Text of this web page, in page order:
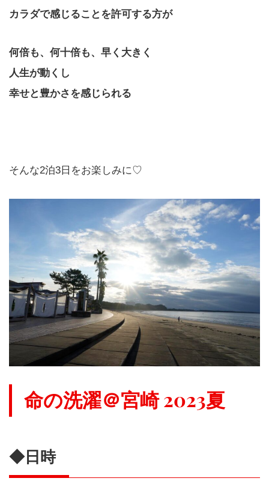
カラダで感じることを許可する方が
何倍も、何十倍も、早く大きく
人生が動くし
幸せと豊かさを感じられる
そんな2泊3日をお楽しみに♡
命の洗濯＠宮崎 2023夏
◆日時